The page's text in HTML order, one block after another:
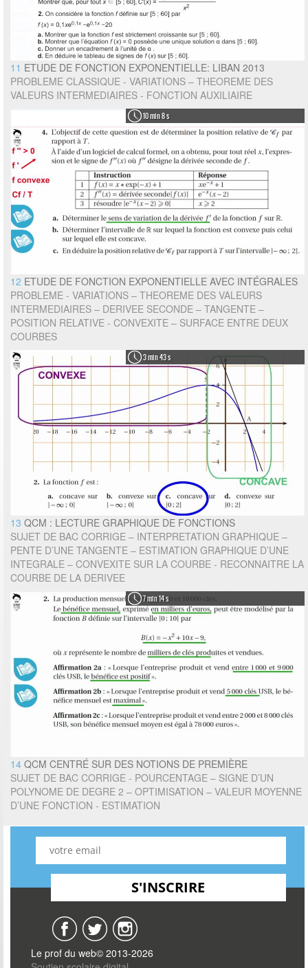
11 ETUDE DE FONCTION EXPONENTIELLE: LIBAN 2013
PROBLEME CLASSIQUE - VARIATIONS – THEOREME DES
VALEURS INTERMEDIAIRES - FONCTION AUXILIAIRE
10 min 8 s
12 ETUDE DE FONCTION EXPONENTIELLE AVEC INTÉGRALES
PROBLEME - VARIATIONS – THEOREME DES VALEURS
INTERMEDIAIRES – DERIVEE SECONDE – TANGENTE –
POSITION RELATIVE - CONVEXITE – SURFACE ENTRE DEUX
COURBES
3 min 43 s
13 QCM : LECTURE GRAPHIQUE DE FONCTIONS
SUJET DE BAC CORRIGE – INTERPRETATION GRAPHIQUE –
PENTE D’UNE TANGENTE – ESTIMATION GRAPHIQUE D’UNE
INTEGRALE – CONVEXITE SUR LA COURBE - RECONNAITRE LA
COURBE DE LA DERIVEE
7 min 14 s
14 QCM CENTRÉ SUR DES NOTIONS DE PREMIÈRE
SUJET DE BAC CORRIGE - POURCENTAGE – SIGNE D’UN
POLYNOME DE DEGRE 2 – OPTIMISATION – VALEUR MOYENNE
D’UNE FONCTION - ESTIMATION
Le prof du web© 2013-2026